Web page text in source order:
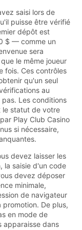
saisi lors de
puisse être vérifié
dépôt est
$ — comme un
sera
le même joueur
fois. Ces contrôles
qu'un seul
au
Les conditions
le statut de votre
Play Club Casino
si nécessaire,
devez laisser les
la saisie d'un code
devez déposer
minimale,
de navigateur
De plus,
en mode de
apparaisse dans